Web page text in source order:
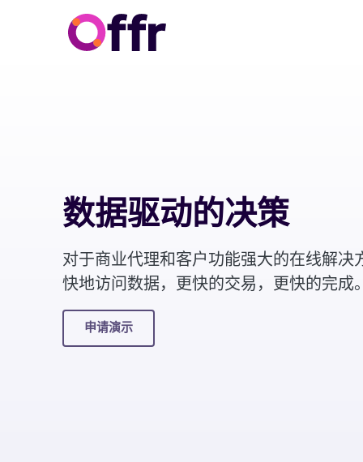
数据驱动的决策
对于商业代理和客户功能强大的在线解决
快地访问数据，更快的交易，更快的完成
申请演示